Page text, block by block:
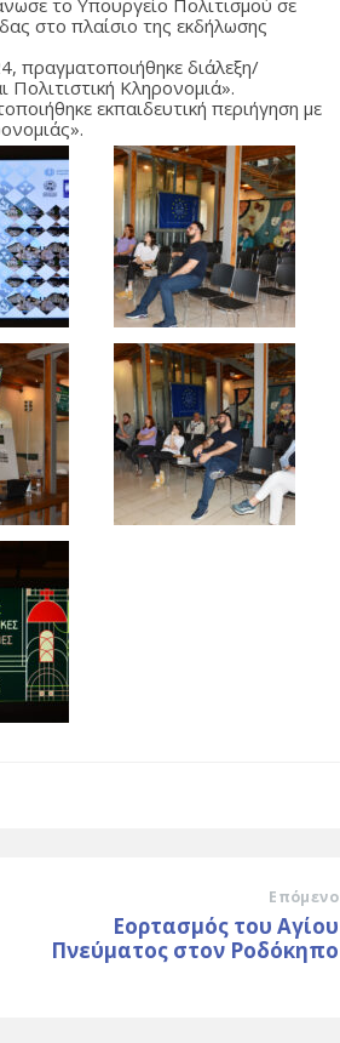
στο πλαίσιο της εκδήλωσης
πραγματοποιήθηκε διάλεξη/
Πολιτιστική Κληρονομιά».
εκπαιδευτική περιήγηση με
Επόμενο
Εορτασμός του Αγίου
Πνεύματος στον Ροδόκηπο